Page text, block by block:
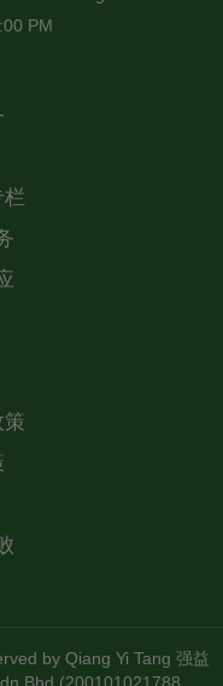
PM
栏
by Qiang Yi Tang 强益